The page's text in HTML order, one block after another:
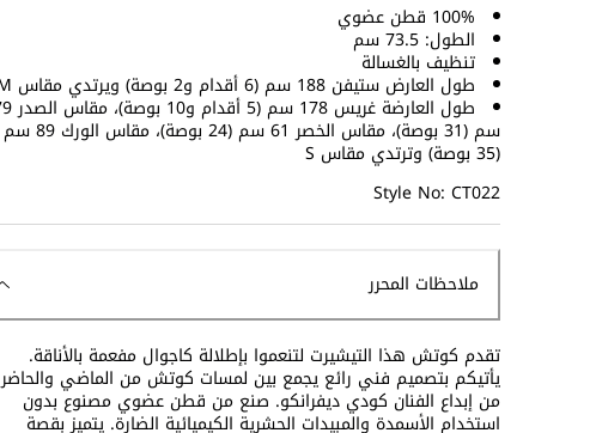
100% قطن عضوي
الطول: 73.5 سم
تنظيف بالغسالة
طول العارض ستيفن 188 سم (6 أقدام و2 بوصة) ويرتدي مقاس M
طول العارضة غريس
سم (31 بوصة)، مقاس الخصر 61 سم (24 بوصة)، مقاس الورك 89 سم
(35 بوصة) وترتدي مقاس S
Style No: CT022
ملاحظات المحرر
تقدم كوتش هذا التيشيرت لتنعموا بإطلالة كاجوال مفعمة بالأناقة.
يأتيكم بتصميم فني رائع يجمع بين لمسات كوتش من الماضي والحاضر
من إبداع الفنان كودي ديفرانكو. صنع من قطن عضوي مصنوع بدون
استخدام الأسمدة والمبيدات الحشرية الكيميائية الضارة. يتميز بقصة